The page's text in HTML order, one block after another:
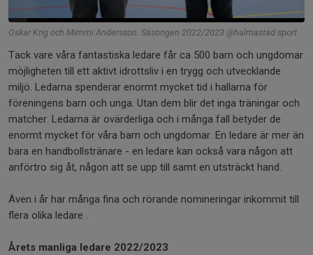
Oskar Krig och Mimmi Andersson. Säsongen 2022/2023 @halmastad sport
Tack vare våra fantastiska ledare får ca 500 barn och ungdomar
möjligheten till ett aktivt idrottsliv i en trygg och utvecklande
miljö. Ledarna spenderar enormt mycket tid i hallarna för
föreningens barn och unga. Utan dem blir det inga träningar och
matcher. Ledarna är ovärderliga och i många fall betyder de
enormt mycket för våra barn och ungdomar. En ledare är mer än
bara en handbollstränare - en ledare kan också vara någon att
anförtro sig åt, någon att se upp till samt en utsträckt hand.
Även i år har många fina och rörande nomineringar inkommit till
flera olika ledare .
Årets manliga ledare 2022/2023